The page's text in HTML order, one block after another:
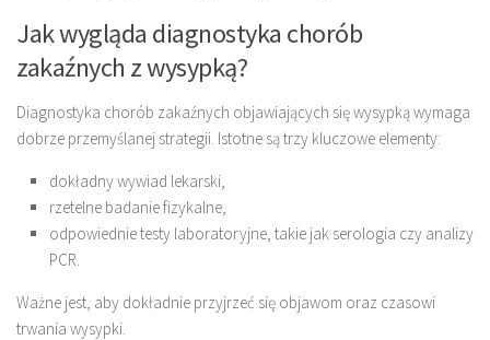
Jak wygląda diagnostyka chorób
zakaźnych z wysypką?
Diagnostyka chorób zakaźnych objawiających się wysypką wymaga
dobrze przemyślanej strategii. Istotne są trzy kluczowe elementy:
dokładny wywiad lekarski,
rzetelne badanie fizykalne,
odpowiednie testy laboratoryjne, takie jak serologia czy analizy
PCR.
Ważne jest, aby dokładnie przyjrzeć się objawom oraz czasowi
trwania wysypki.